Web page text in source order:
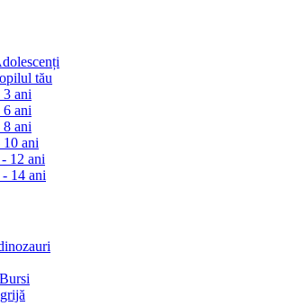
tău
ani
ani
ani
ani
12 ani
14 ani